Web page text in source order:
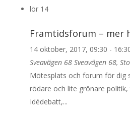
lör 14
Framtidsforum – mer
14 oktober, 2017, 09:30 -
Sveavägen 68 Sveavägen 68,
Mötesplats och forum för dig
rödare och lite grönare
Idédebatt,...